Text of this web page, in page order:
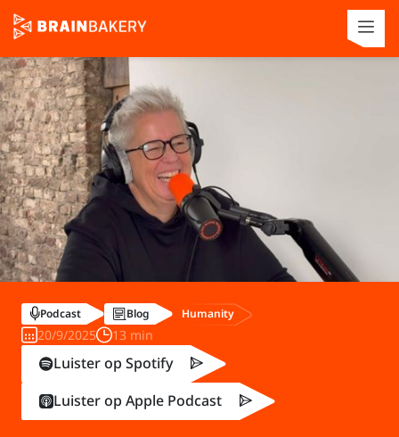
Podcast Blog Humanity
20/9/2025 13 min
Luister op Spotify
Luister op Apple Podcast